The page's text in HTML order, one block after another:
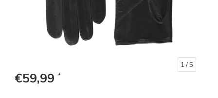
1 / 5
€59,99 *